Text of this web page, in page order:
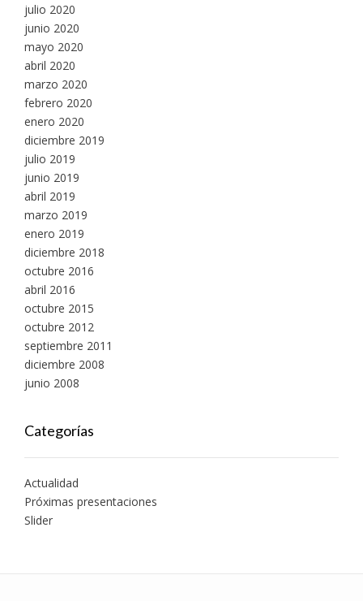
julio 2020
junio 2020
mayo 2020
abril 2020
marzo 2020
febrero 2020
enero 2020
diciembre 2019
julio 2019
junio 2019
abril 2019
marzo 2019
enero 2019
diciembre 2018
octubre 2016
abril 2016
octubre 2015
octubre 2012
septiembre 2011
diciembre 2008
junio 2008
Categorías
Actualidad
Próximas presentaciones
Slider